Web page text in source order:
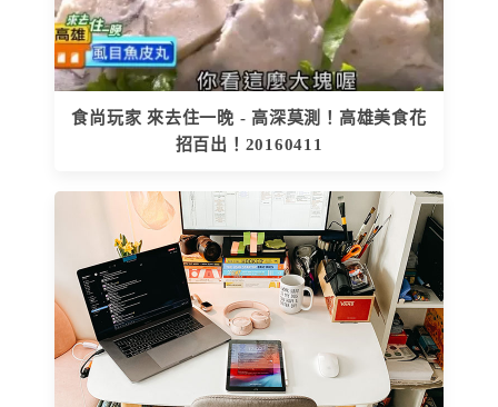
食尚玩家 來去住一晚 - 高深莫測！高雄美食花
招百出！20160411